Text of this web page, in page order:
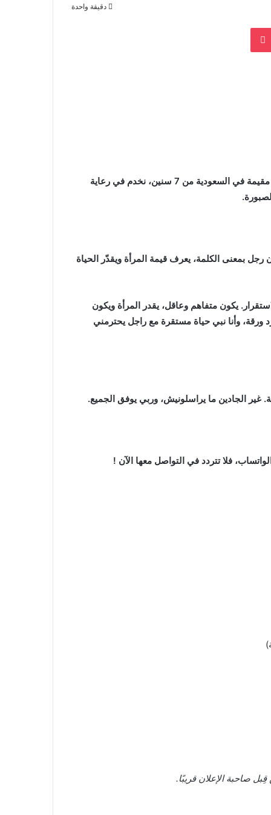
دقيقة واحدة
أنا منيرة، امرأة ليبية، عمري 42 سنة، مطلقة وما عنديش صغار، مقيمة في السعودية من 7 سنين، نخدم في رعاية
بمعنى الكلمة، يعرف قيمة المرأة ويقدّر الحياة
يكون متفاهم وعاقل، يقدر المرأة ويكون
وأنا نبي حياة مستقرة مع راجل يحترمني
غير الجادين ما يراسلونيش، وربي يوفق الجميع.
فلا تتردد في التواصل معها الآن !
صاحبة الإعلان قريبًا.